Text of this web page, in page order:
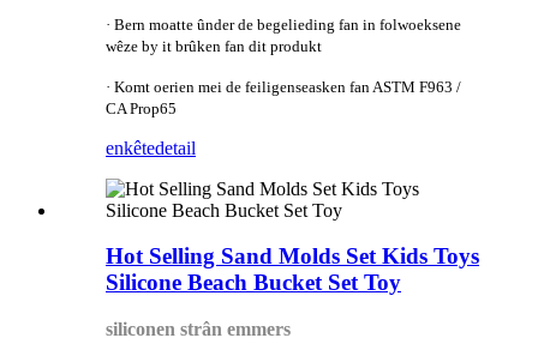
· Bern moatte ûnder de begelieding fan in folwoeksene
wêze by it brûken fan dit produkt
· Komt oerien mei de feiligenseasken fan ASTM F963 /
CA Prop65
enkêtedetail
Hot Selling Sand Molds Set Kids Toys
Silicone Beach Bucket Set Toy
siliconen strân emmers